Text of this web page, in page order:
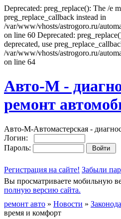
Deprecated: preg_replace(): The /e
preg_replace_callback instead in
/var/www/vhosts/astrogoro.ru/
on line 60 Deprecated:
deprecated, use
/var/www/vhosts/astrogoro.ru/
on line 64
Авто-М -
ремонт
Авто-М-Автомастерская -
Логин:
Пароль:
Регистрация на сайте! Забыли
Вы просматриваете мобильную
полную версию сайта.
ремонт авто » Новости »
время и комфорт